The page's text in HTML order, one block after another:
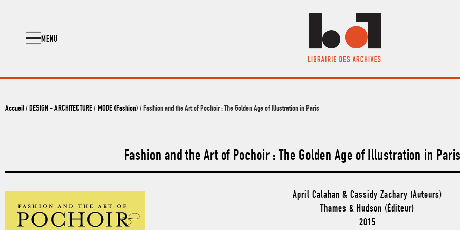
MENU
Accueil/ DESIGN - ARCHITECTURE/ MODE (Fashion) / Fashion and the Art of Pochoir : The Golden Age of Illustration in Paris
Fashion and the Art of Pochoir : The Golden Age of Illustration in
April Calahan & Cassidy Zachary (Auteurs)
Thames & Hudson (Éditeur)
2015